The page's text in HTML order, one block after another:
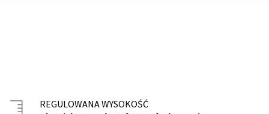
REGULOWANA WYSOKOŚĆ